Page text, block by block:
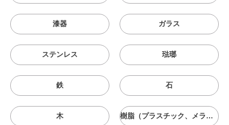
漆器 ガラス
ステンレス 琺瑯
鉄 石
木 樹脂（プラスチック、メラニン、シリコン等）